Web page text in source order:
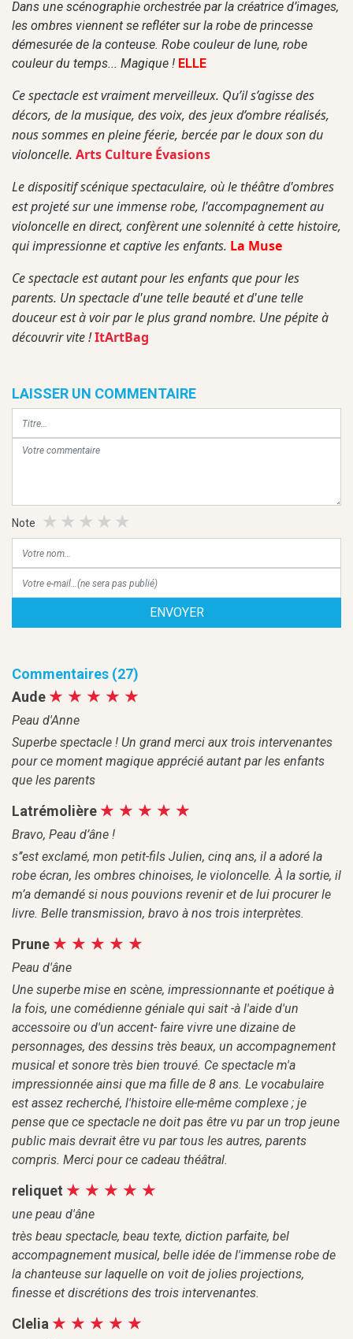
Dans une scénographie orchestrée par la créatrice d’images,
les ombres viennent se refléter sur la robe de princesse
démesurée de la conteuse. Robe couleur de lune, robe
couleur du temps... Magique ! ELLE
Ce spectacleest vraiment merveilleux. Qu’il s’agisse des
décors, de la musique, des voix, des jeux d’ombre réalisés,
nous sommes en pleine féerie, bercée par le doux son du
violoncelle. Arts Culture Évasions
Le dispositif scénique spectaculaire, où le théâtre d'ombres
est projeté sur une immense robe, l'accompagnement au
violoncelle en direct, confèrent une solennité à cette histoire,
qui impressionne et captive les enfants. La Muse
Ce spectacle est autant pour les enfants que pour les
parents. Un spectacle d'une telle beauté et d'une telle
douceur est à voir par le plus grand nombre. Une pépite à
découvrir vite !ItArtBag
LAISSER UN COMMENTAIRE
Note
ENVOYER
Commentaires (27)
Aude
Peau d'Anne
Superbe spectacle ! Un grand merci aux trois intervenantes
pour ce moment magique apprécié autant par les enfants
que les parents
Latrémolière
Bravo, Peau d’âne !
s’’est exclamé, mon petit-fils Julien, cinq ans, il a adoré la
robe écran, les ombres chinoises, le violoncelle. À la sortie, il
m’a demandé si nous pouvions revenir et de lui procurer le
livre. Belle transmission, bravo à nos trois interprètes.
Prune
Peau d'âne
Une superbe mise en scène, impressionnante et poétique à
la fois, une comédienne géniale qui sait -à l'aide d'un
accessoire ou d'un accent- faire vivre une dizaine de
personnages, des dessins très beaux, un accompagnement
musical et sonore très bien trouvé. Ce spectacle m'a
impressionnée ainsi que ma fille de 8 ans. Le vocabulaire
est assez recherché, l'histoire elle-même complexe ; je
pense que ce spectacle ne doit pas être vu par un trop jeune
public mais devrait être vu par tous les autres, parents
compris. Merci pour ce cadeau théâtral.
reliquet
une peau d'âne
très beau spectacle, beau texte, diction parfaite, bel
accompagnement musical, belle idée de l'immense robe de
la chanteuse sur laquelle on voit de jolies projections,
finesse et discrétions des trois intervenantes.
Clelia